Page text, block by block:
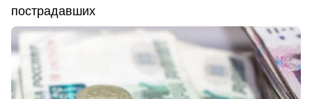
пострадавших